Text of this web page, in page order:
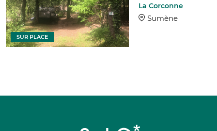
La Corconne
Sumène
SUR PLACE